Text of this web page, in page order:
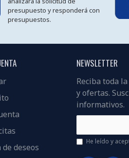
presupuesto y responderá con
presupuestos.
de deseos
NEWSLETTER
Reciba toda
y ofertas.
informativos.
He leído y